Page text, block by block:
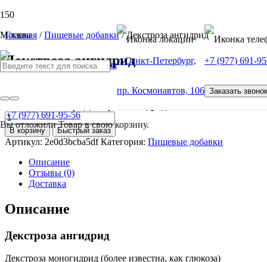
Москва
г. Санкт-Петербург,
пр. Космонавтов, 106
+7 (977) 691-
Заказать звонок
Вы отложилиТоварв свою корзину.
+7 (977) 691-95-56
Главная /Пищевые добавки/ Декстроза ангидрид
Декстроза ангидрид
В корзину Быстрый заказ
Артикул: 2e0d3bcba5df Категория: Пищевые добавки
Описание
Отзывы (0)
Доставка
Описание
Декстроза ангидрид
Декстроза моногидрид (более известна, как глюкоза)